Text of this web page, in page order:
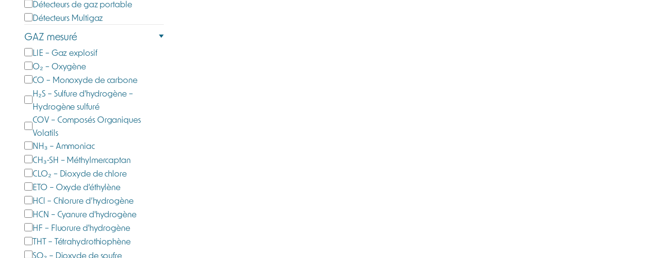
a
t
é
g
o
r
i
e
Détecteurs de gaz portable
Détecteurs Multigaz
GAZ mesuré
G
a
z
m
s
r
é
LIE – Gaz explosif
O₂ – Oxygène
CO – Monoxyde de carbone
H₂S – Sulfure d'hydrogène –
Hydrogène sulfuré
COV – Composés Organiques
Volatils
NH₃ – Ammoniac
CH₃-SH – Méthylmercaptan
CLO₂ – Dioxyde de chlore
ETO – Oxyde d'éthylène
HCl – Chlorure d’hydrogène
HCN – Cyanure d'hydrogène
HF – Fluorure d'hydrogène
THT – Tétrahydrothiophène